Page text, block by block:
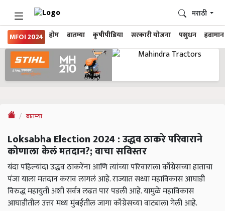
MFOI 2024 होम बातम्या कृषीपीडिया सरकारी योजना पशुधन हवामान
मराठी
बातम्या
Loksabha Election 2024 : उद्धव ठाकरे परिवाराने
कोणाला केलं मतदान?; वाचा सविस्तर
यंदा पहिल्यांदा उद्धव ठाकरेंना आणि त्यांच्या परिवाराला काँग्रेसच्या हाताचा
पंजा याला मतदान कराव लागलं आहे. राज्यात सध्या महाविकास आघाडी
विरुद्ध महायुती अशी सर्वत्र लढत पार पडली आहे. यामुळे महाविकास
आघाडीतील उत्तर मध्य मुंबईतील जागा काँग्रेसच्या वाट्याला गेली आहे.